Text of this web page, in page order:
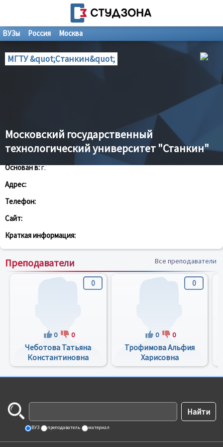
ВУЗы Россия Москва
МГТУ &quot;Станкин&quot;
Московский государственный
технологический университет "Станкин"
Основан в:г.
Адрес:
Телефон:
Сайт:
Краткая информация:
Преподаватели Все преподаватели
0
0 0
Чеботова Татьяна
Константиновна
0
0 0
Трофимова Альфия
Харисовна
ВУЗ преподаватель материал